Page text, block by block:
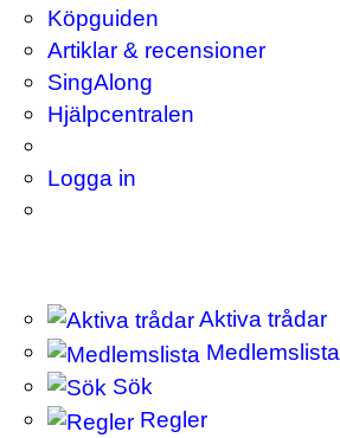
Köpguiden
Artiklar & recensioner
SingAlong
Hjälpcentralen
Logga in
Aktiva trådar
Medlemslista
Sök
Regler